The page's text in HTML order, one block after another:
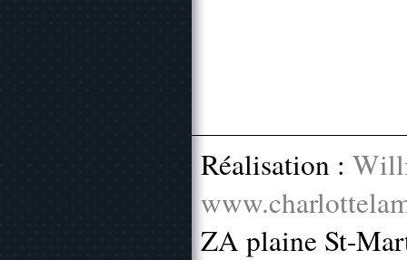
Réalisation :
ZA plaine St-